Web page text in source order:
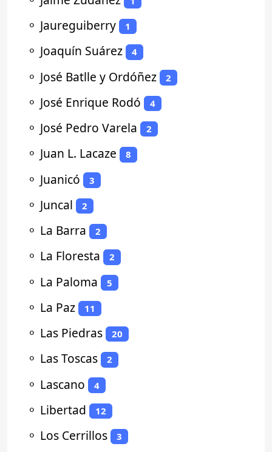
⚬ Jaureguiberry 1
⚬ Joaquín Suárez 4
⚬ José Batlle y Ordóñez 2
⚬ José Enrique Rodó 4
⚬ José Pedro Varela 2
⚬ Juan L. Lacaze 8
⚬ Juanicó 3
⚬ Juncal 2
⚬ La Barra 2
⚬ La Floresta 2
⚬ La Paloma 5
⚬ La Paz 11
⚬ Las Piedras 20
⚬ Las Toscas 2
⚬ Lascano 4
⚬ Libertad 12
⚬ Los Cerrillos 3